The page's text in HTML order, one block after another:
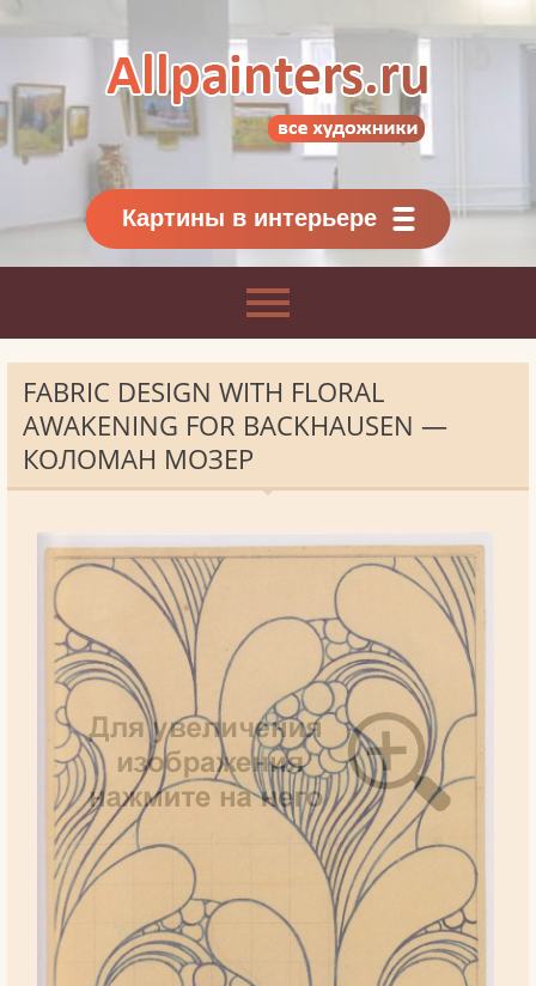
Картины классиков
и современников
Картины в интерьере
FABRIC DESIGN WITH FLORAL
AWAKENING FOR BACKHAUSEN —
КОЛОМАН МОЗЕР